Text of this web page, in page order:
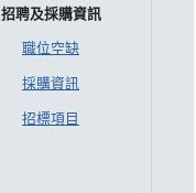
招聘及採購資訊
職位空缺
採購資訊
招標項目